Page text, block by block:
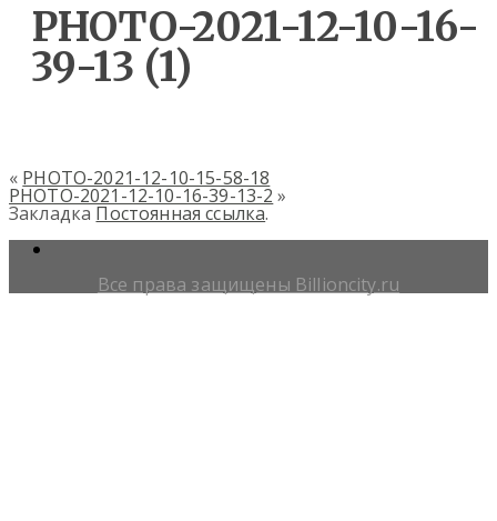
PHOTO-2021-12-10-16-
39-13 (1)
« PHOTO-2021-12-10-15-58-18
PHOTO-2021-12-10-16-39-13-2 »
Закладка Постоянная ссылка.
Все права защищены Billioncity.ru